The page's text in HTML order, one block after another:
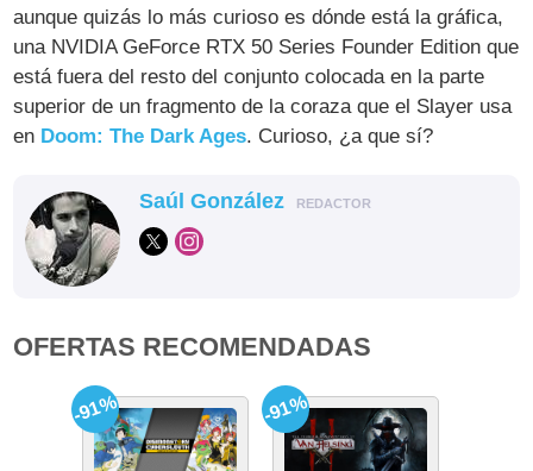
aunque quizás lo más curioso es dónde está la gráfica,
una NVIDIA GeForce RTX 50 Series Founder Edition que
está fuera del resto del conjunto colocada en la parte
superior de un fragmento de la coraza que el Slayer usa
en Doom: The Dark Ages. Curioso, ¿a que sí?
Saúl González REDACTOR
OFERTAS RECOMENDADAS
-91% -91%